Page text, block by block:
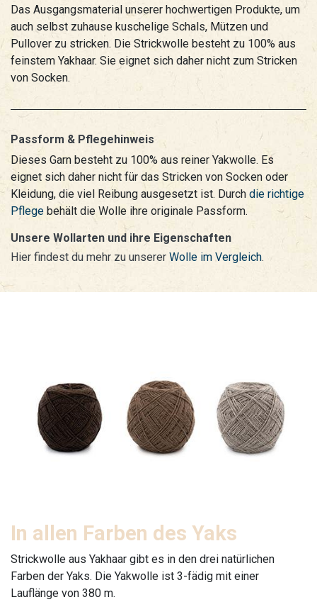
Das Ausgangsmaterial unserer hochwertigen Produkte, um
auch selbst zuhause kuschelige Schals, Mützen und
Pullover zu stricken. Die Strickwolle besteht zu 100% aus
feinstem Yakhaar. Sie eignet sich daher nicht zum Stricken
von Socken.
Passform & Pflegehinweis
Dieses Garn besteht zu 100% aus reiner Yakwolle. Es
eignet sich daher nicht für das Stricken von Socken oder
Kleidung, die viel Reibung ausgesetzt ist. Durch die richtige
Pflege behält die Wolle ihre originale Passform.
Unsere Wollarten und ihre Eigenschaften
Hier findest du mehr zu unserer Wolle im Vergleich.
In allen Farben des Yaks
Strickwolle aus Yakhaar gibt es in den drei natürlichen
Farben der Yaks. Die Yakwolle ist 3-fädig mit einer
Lauflänge von 380 m.